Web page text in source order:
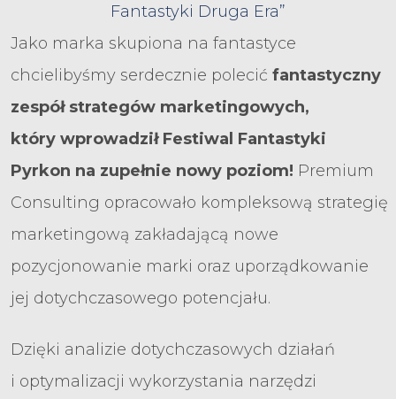
Fantastyki Druga Era”
Jako marka skupiona na fantastyce
chcielibyśmy serdecznie polecić fantastyczny
zespół strategów marketingowych,
który wprowadził Festiwal Fantastyki
Pyrkon na zupełnie nowy poziom! Premium
Consulting opracowało kompleksową strategię
marketingową zakładającą nowe
pozycjonowanie marki oraz uporządkowanie
jej dotychczasowego potencjału.
Dzięki analizie dotychczasowych działań
i optymalizacji wykorzystania narzędzi